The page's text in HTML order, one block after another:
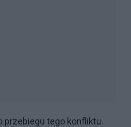
przebiegu tego konfliktu.